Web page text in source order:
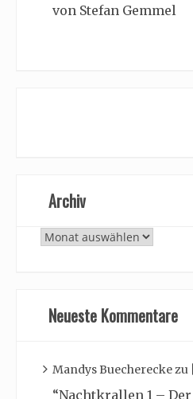
von Stefan Gemmel
Archiv
Archiv
Neueste Kommentare
Mandys Buecherecke zu
“Nachtkrallen 1 –